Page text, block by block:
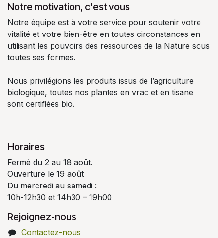
Notre motivation, c'est vous
Notre équipe est à votre service pour soutenir votre
vitalité et votre bien-être en toutes circonstances en
utilisant les pouvoirs des ressources de la Nature sous
toutes ses formes.
Nous privilégions les produits issus de l’agriculture
biologique, toutes nos plantes en vrac et en tisane
sont certifiées bio.
Horaires
Fermé du 2 au 18 août.
Ouverture le 19 août
Du mercredi au samedi :
10h-12h30 et 14h30 – 19h00
Rejoignez-nous
Contactez-nous